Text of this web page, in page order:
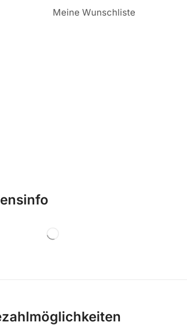
Meine Wunschliste